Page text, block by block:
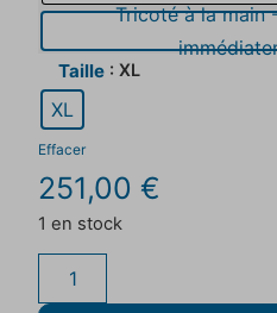
Tricoté à la main
Taille : XL
XL
Effacer
251,00€
1 en stock